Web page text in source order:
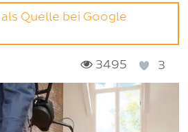
Quelle bei Google
3495 3